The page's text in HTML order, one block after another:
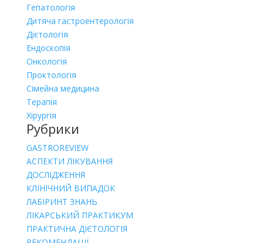
Гепатологія
Дитяча гастроентерологія
Дієтологія
Ендоскопія
Онкологія
Проктологія
Сімейна медицина
Терапія
Хірургія
Рубрики
GASTROREVIEW
АСПЕКТИ ЛІКУВАННЯ
ДОСЛІДЖЕННЯ
КЛІНІЧНИЙ ВИПАДОК
ЛАБІРИНТ ЗНАНЬ
ЛІКАРСЬКИЙ ПРАКТИКУМ
ПРАКТИЧНА ДІЄТОЛОГІЯ